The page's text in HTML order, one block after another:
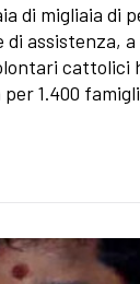
di migliaia di
assistenza, a
cattolici
1.400